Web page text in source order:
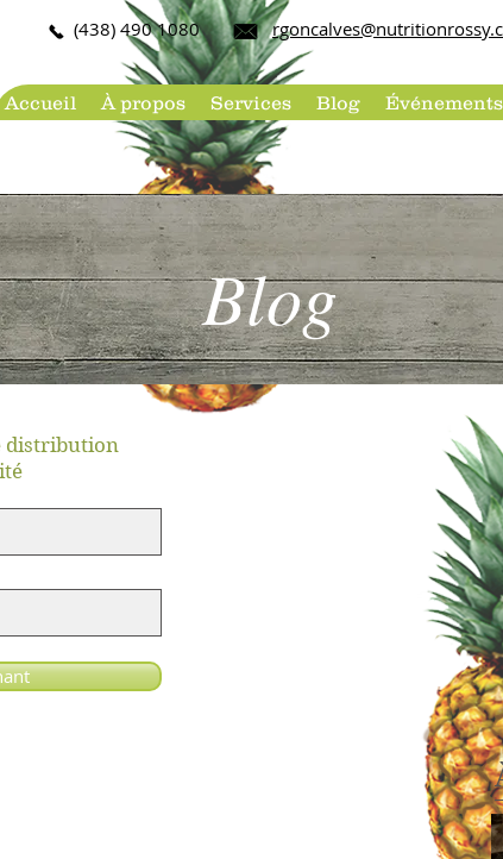
(438) 490 108​0
Accueil À propos Services Blog Événements
Blog
distribution